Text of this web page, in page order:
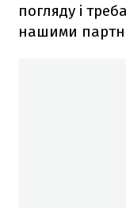
погляду і
нашими